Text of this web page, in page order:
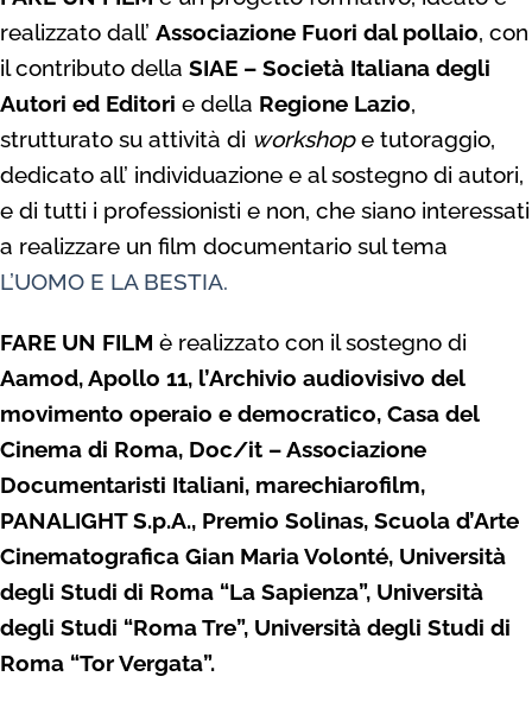
realizzato dall’ Associazione Fuori dal pollaio, con
il contributo della SIAE – Società Italiana degli
Autori ed Editori e della Regione Lazio,
strutturato su attività di workshope tutoraggio,
dedicato all’ individuazione e al sostegno di autori,
e di tutti i professionisti e non, che siano interessati
a realizzare un film documentario sul tema
L’UOMO E LA BESTIA.
FARE UN FILM è realizzato con il sostegno di
Aamod, Apollo 11, l’Archivio audiovisivo del
movimento operaio e democratico, Casa del
Cinema di Roma, Doc/it – Associazione
Documentaristi Italiani, marechiarofilm,
PANALIGHT S.p.A., Premio Solinas, Scuola d’Arte
Cinematografica Gian Maria Volonté, Università
degli Studi di Roma “La Sapienza”, Università
degli Studi “Roma Tre”, Università degli Studi di
Roma “Tor Vergata”.